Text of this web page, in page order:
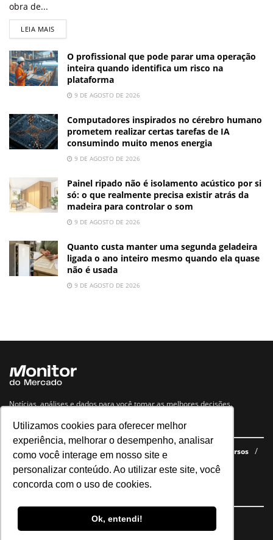
Utilizamos cookies para oferecer melhor
experiência, melhorar o desempenho, analisar
como você interage em nosso site e
personalizar conteúdo. Ao utilizar este site, você
concorda com o uso de cookies.
Ok, entendi!
obra de...
LEIA MAIS
O profissional que pode parar uma operação
inteira quando identifica um risco na
plataforma
9 DE AGOSTO DE 2026
Computadores inspirados no cérebro humano
prometem realizar certas tarefas de IA
consumindo muito menos energia
9 DE AGOSTO DE 2026
Painel ripado não é isolamento acústico por si
só: o que realmente precisa existir atrás da
madeira para controlar o som
9 DE AGOSTO DE 2026
Quanto custa manter uma segunda geladeira
ligada o ano inteiro mesmo quando ela quase
não é usada
9 DE AGOSTO DE 2026
Notícias, análises e dados para você tomar as melhores decisões.
Navegue no site
Últimas notícias Quem somos E-books gratuitos
Cursos
Política de privacidade